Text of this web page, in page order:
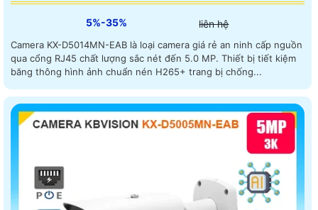
5%-35% liên hệ
Camera KX-D5014MN-EAB là loại camera giá rẻ an ninh cấp nguồn
qua cổng RJ45 chất lượng sắc nét đến 5.0 MP. Thiết bị tiết kiệm
băng thông hình ảnh chuẩn nén H265+ trang bị chống...